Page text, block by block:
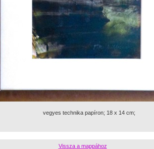
vegyes technika papíron; 18 x 14 cm;
Vissza a mappához